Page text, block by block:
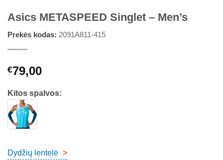
Asics METASPEED Singlet – Men’s
Prekės kodas: 2091A811-415
€79,00
Kitos spalvos:
Dydžių lentelė >